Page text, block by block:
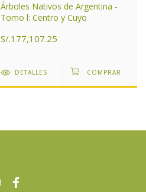
Árboles Nativos de Argentina -
Tomo l: Centro y Cuyo
S/.177,107.25
DETALLES